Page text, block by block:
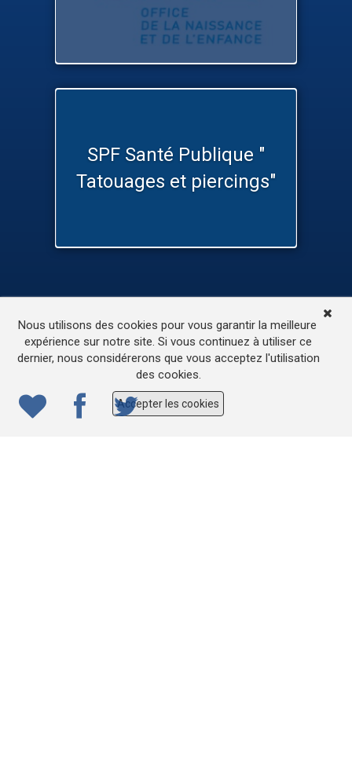
SPF Santé Publique "
Tatouages et piercings"
L’accessibilité de ce site
© 2022ONE.be– Production : Dew production – Tous
droits réservés – Webdesign: Lokidor
Nous utilisons des cookies pour vous garantir la meilleure
expérience sur notre site. Si vous continuez à utiliser ce
dernier, nous considérerons que vous acceptez l'utilisation
des cookies.
Accepter les cookies